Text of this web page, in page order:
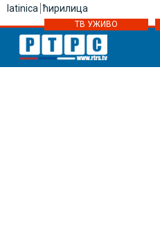
latinica ћирилица
ТВ УЖИВО